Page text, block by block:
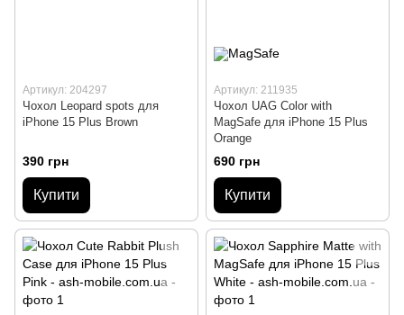
Артикул: 204297
Чохол Leopard spots для
iPhone 15 Plus Brown
390 грн
Купити
Артикул: 211935
Чохол UAG Color with
MagSafe для iPhone 15 Plus
Orange
690 грн
Купити